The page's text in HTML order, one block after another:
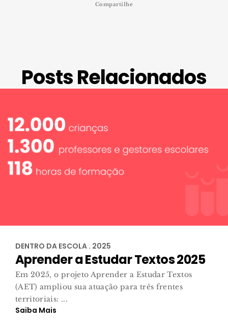
Compartilhe
Posts Relacionados
DENTRO DA ESCOLA . 2025
Aprender a Estudar Textos 2025
Em 2025, o projeto Aprender a Estudar Textos
(AET) ampliou sua atuação para três frentes
territoriais: ...
Saiba Mais